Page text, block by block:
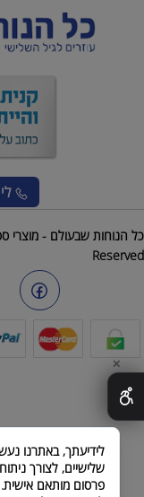
Reserved
✕
שלישיים, לצורך
פרסום מותאם